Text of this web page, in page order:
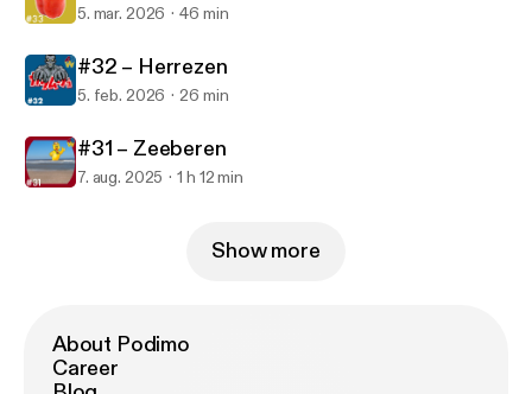
5. mar. 2026 46 min
#32 – Herrezen
5. feb. 2026 26 min
#31 – Zeeberen
7. aug. 2025 1 h 12 min
Show more
About Podimo
Career